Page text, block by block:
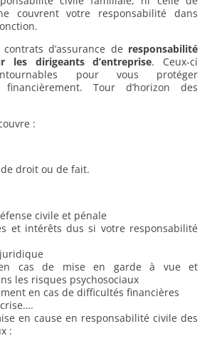
couvrent votre responsabilité dans
d’assurance de responsabilité
les dirigeants d’entreprise. Ceux-ci
pour vous protéger
Tour d’horizon des
:
droit ou de fait.
civile et pénale
et intérêts dus si votre responsabilité
en cas de mise en garde à vue et
les risques psychosociaux
en cas de difficultés financières
en cause en responsabilité civile des
: